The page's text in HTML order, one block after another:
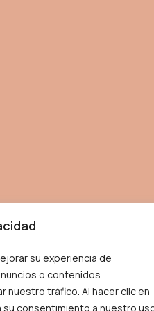
su experiencia de
o contenidos
nuestro tráfico. Al hacer clic en
su consentimiento a nuestro